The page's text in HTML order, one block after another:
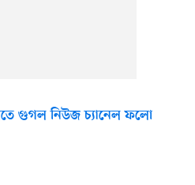
গুগল নিউজ চ্যানেল ফলো